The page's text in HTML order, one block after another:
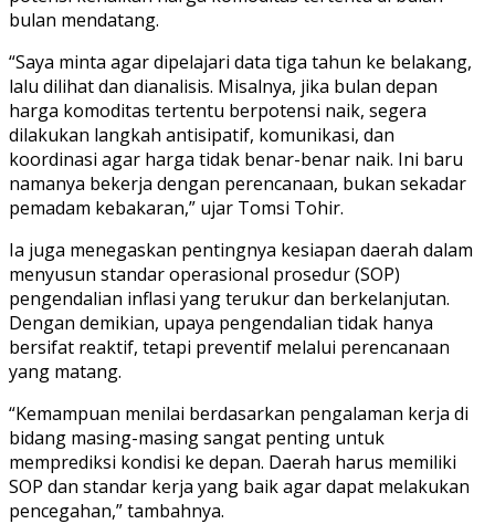
bulan mendatang.
“Saya minta agar dipelajari data tiga tahun ke belakang,
lalu dilihat dan dianalisis. Misalnya, jika bulan depan
harga komoditas tertentu berpotensi naik, segera
dilakukan langkah antisipatif, komunikasi, dan
koordinasi agar harga tidak benar-benar naik. Ini baru
namanya bekerja dengan perencanaan, bukan sekadar
pemadam kebakaran,” ujar Tomsi Tohir.
Ia juga menegaskan pentingnya kesiapan daerah dalam
menyusun standar operasional prosedur (SOP)
pengendalian inflasi yang terukur dan berkelanjutan.
Dengan demikian, upaya pengendalian tidak hanya
bersifat reaktif, tetapi preventif melalui perencanaan
yang matang.
“Kemampuan menilai berdasarkan pengalaman kerja di
bidang masing-masing sangat penting untuk
memprediksi kondisi ke depan. Daerah harus memiliki
SOP dan standar kerja yang baik agar dapat melakukan
pencegahan,” tambahnya.